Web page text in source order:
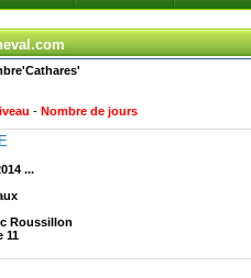
'Cathares'
- Nombre de jours
...
Roussillon
11